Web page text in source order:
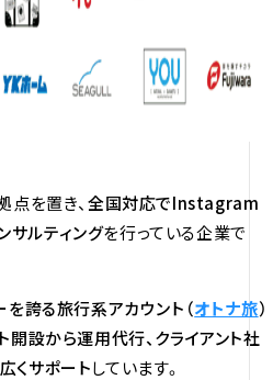
を置き、全国対応でInstagram
ルティングを行っている企業で
誇る旅行系アカウント（オトナ旅）
開設から運用代行、クライアント社
くサポートしています。